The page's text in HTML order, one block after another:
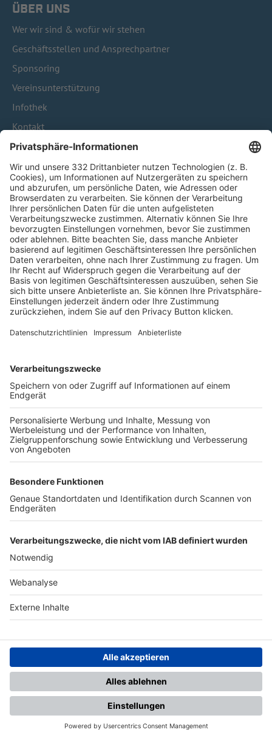
ÜBER UNS
Wer wir sind & wofür wir stehen
Geschäftsstellen und Ansprechpartner
Sponsoring
Vereinsunterstützung
Infothek
Kontakt
HÄUFIG BESUCHTE SEITEN
Pässe und Vereinswechsel
Trainerausbildung
Schulungsangebot Vereinsmitarbeiter
BFV-Geschäftsstellen
Trainerbörse
Login SpielPlus
FOLGE DEM BFV
TOP-VEREINE
TOP-PARTNER
Nutzungsbedingungen Datenschutz Impressum